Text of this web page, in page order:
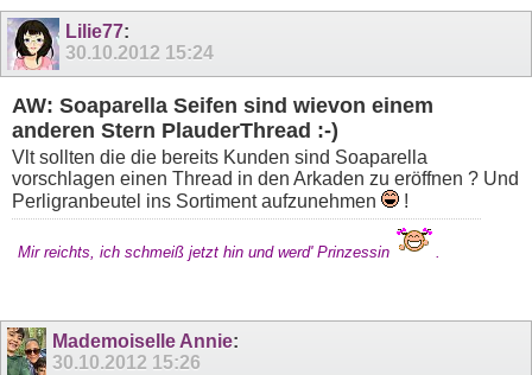
Lilie77:
30.10.2012 15:24
AW: Soaparella Seifen sind wievon einem
anderen Stern PlauderThread :-)
Vlt sollten die die bereits Kunden sind Soaparella
vorschlagen einen Thread in den Arkaden zu eröffnen ? Und
Perligranbeutel ins Sortiment aufzunehmen
!
Mir reichts, ich schmeiß jetzt hin und werd' Prinzessin .
Mademoiselle Annie:
30.10.2012 15:26